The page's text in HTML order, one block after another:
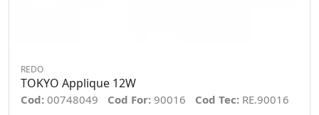
REDO
TOKYO Applique 12W
Cod: 00748049 Cod For: 90016 Cod Tec: RE.90016